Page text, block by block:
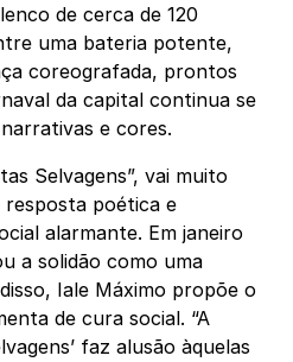
de cerca de 120
uma bateria potente,
coreografada, prontos
da capital continua se
e cores.
Selvagens”, vai muito
resposta poética e
alarmante. Em janeiro
a solidão como uma
Iale Máximo propõe o
de cura social. “A
faz alusão àquelas